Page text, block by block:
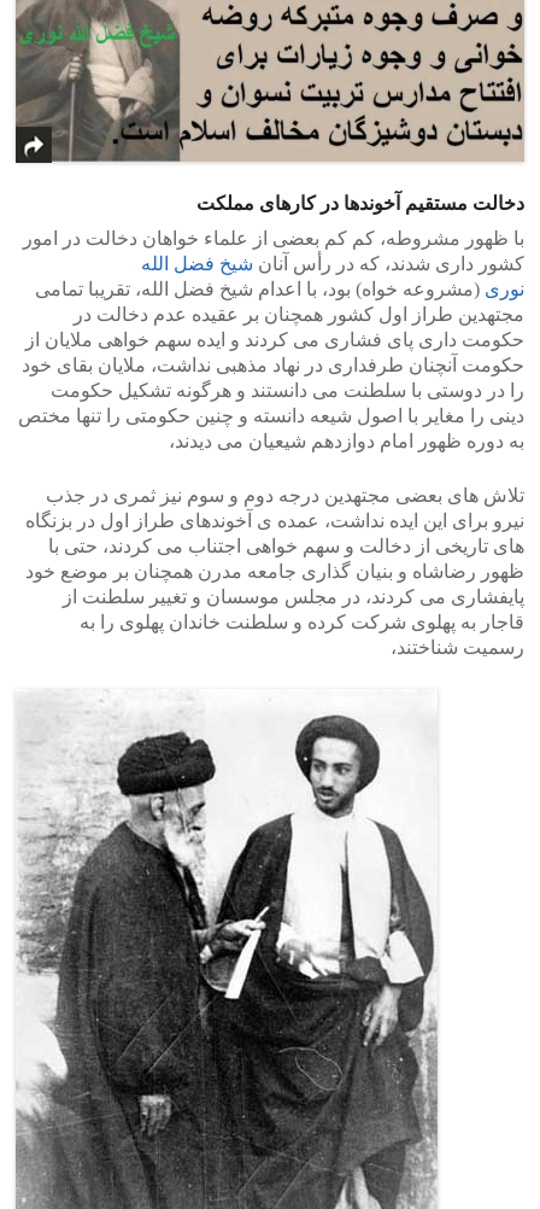
دخالت مستقیم آخوندها در کارهای مملکت
با ظهور مشروطه، کم کم بعضی از علماء خواهان دخالت در امور
کشور داری شدند، که در رأس آنان شیخ فضل الله
نوری (مشروعه خواه) بود، با اعدام شیخ فضل الله، تقریبا تمامی
مجتهدین طراز اول کشور همچنان بر عقیده عدم دخالت در
حکومت داری پای فشاری می کردند و ایده سهم خواهی ملایان از
حکومت آنچنان طرفداری در نهاد مذهبی نداشت، ملایان بقای خود
را در دوستی با سلطنت می دانستند و هرگونه تشکیل حکومت
دینی را مغایر با اصول شیعه دانسته و چنین حکومتی را تنها مختص
به دوره ظهور امام دوازدهم شیعیان می دیدند،
تلاش های بعضی مجتهدین درجه دوم و سوم نیز ثمری در جذب
نیرو برای این ایده نداشت، عمده ی آخوندهای طراز اول در بزنگاه
های تاریخی از دخالت و سهم خواهی اجتناب می کردند، حتی با
ظهور رضاشاه و بنیان گذاری جامعه مدرن همچنان بر موضع خود
پایفشاری می کردند، در مجلس موسسان و تغییر سلطنت از
قاجار به پهلوی شرکت کرده و سلطنت خاندان پهلوی را به
رسمیت شناختند،